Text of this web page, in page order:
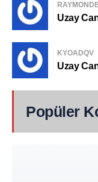
Uzay
KYOADQV
Uzay
Popüler